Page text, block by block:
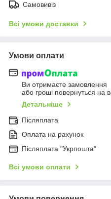
Самовивіз
Всі умови доставки
Умови оплати
Ви отримаєте замовлення
або гроші повернуться на
Детальніше
Післяплата
Оплата на рахунок
Післяплата "Укрпошта"
Всі умови оплати